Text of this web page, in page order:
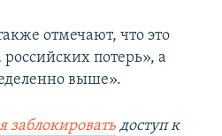
отмечают, что это
потерь», а
выше».
заблокировать доступ к